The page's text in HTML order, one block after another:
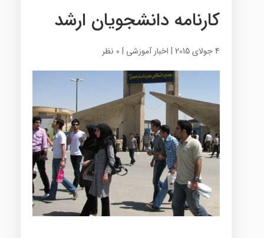
کارنامه دانشجویان ارشد
4 جولای 2015 | اخبار آموزشی | 0 نظر